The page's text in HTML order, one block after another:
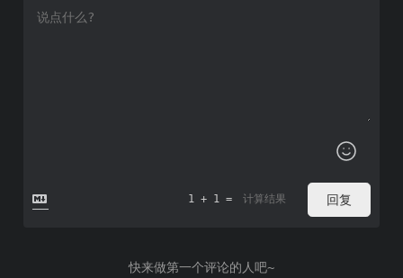
1 + 1 = 回复
快来做第一个评论的人吧~